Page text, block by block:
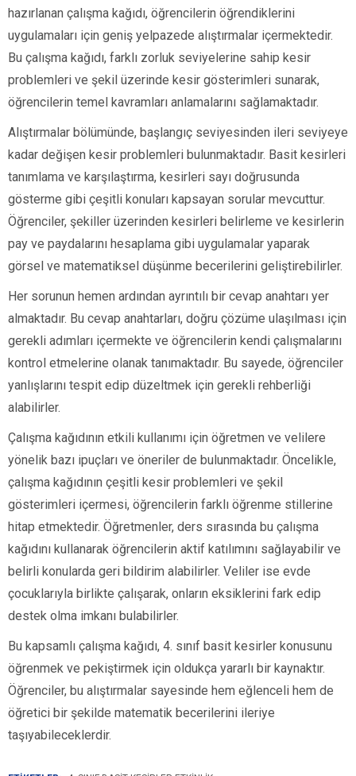
hazırlanan çalışma kağıdı, öğrencilerin öğrendiklerini
uygulamaları için geniş yelpazede alıştırmalar içermektedir.
Bu çalışma kağıdı, farklı zorluk seviyelerine sahip kesir
problemleri ve şekil üzerinde kesir gösterimleri sunarak,
öğrencilerin temel kavramları anlamalarını sağlamaktadır.
Alıştırmalar bölümünde, başlangıç seviyesinden ileri seviyeye
kadar değişen kesir problemleri bulunmaktadır. Basit kesirleri
tanımlama ve karşılaştırma, kesirleri sayı doğrusunda
gösterme gibi çeşitli konuları kapsayan sorular mevcuttur.
Öğrenciler, şekiller üzerinden kesirleri belirleme ve kesirlerin
pay ve paydalarını hesaplama gibi uygulamalar yaparak
görsel ve matematiksel düşünme becerilerini geliştirebilirler.
Her sorunun hemen ardından ayrıntılı bir cevap anahtarı yer
almaktadır. Bu cevap anahtarları, doğru çözüme ulaşılması için
gerekli adımları içermekte ve öğrencilerin kendi çalışmalarını
kontrol etmelerine olanak tanımaktadır. Bu sayede, öğrenciler
yanlışlarını tespit edip düzeltmek için gerekli rehberliği
alabilirler.
Çalışma kağıdının etkili kullanımı için öğretmen ve velilere
yönelik bazı ipuçları ve öneriler de bulunmaktadır. Öncelikle,
çalışma kağıdının çeşitli kesir problemleri ve şekil
gösterimleri içermesi, öğrencilerin farklı öğrenme stillerine
hitap etmektedir. Öğretmenler, ders sırasında bu çalışma
kağıdını kullanarak öğrencilerin aktif katılımını sağlayabilir ve
belirli konularda geri bildirim alabilirler. Veliler ise evde
çocuklarıyla birlikte çalışarak, onların eksiklerini fark edip
destek olma imkanı bulabilirler.
Bu kapsamlı çalışma kağıdı, 4. sınıf basit kesirler konusunu
öğrenmek ve pekiştirmek için oldukça yararlı bir kaynaktır.
Öğrenciler, bu alıştırmalar sayesinde hem eğlenceli hem de
öğretici bir şekilde matematik becerilerini ileriye
taşıyabileceklerdir.